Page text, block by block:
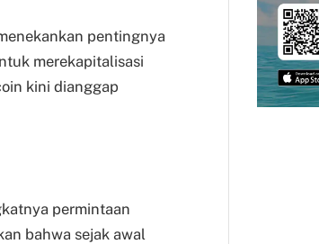
pentingnya
merekapitalisasi
kini dianggap
permintaan
bahwa sejak awal